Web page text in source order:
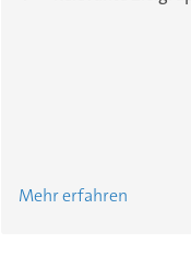
Mehr erfahren